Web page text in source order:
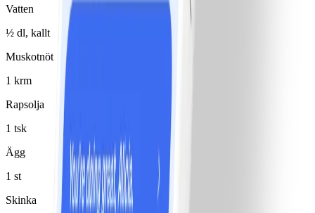
Vatten
½ dl, kallt
Muskotnöt
1 krm
Rapsolja
1 tsk
Ägg
1 st
Skinka